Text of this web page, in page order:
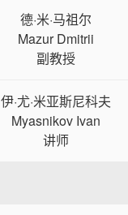
德·米·马祖尔
Mazur Dmitrii
副教授
伊·尤·米亚斯尼科夫
Myasnikov Ivan
讲师